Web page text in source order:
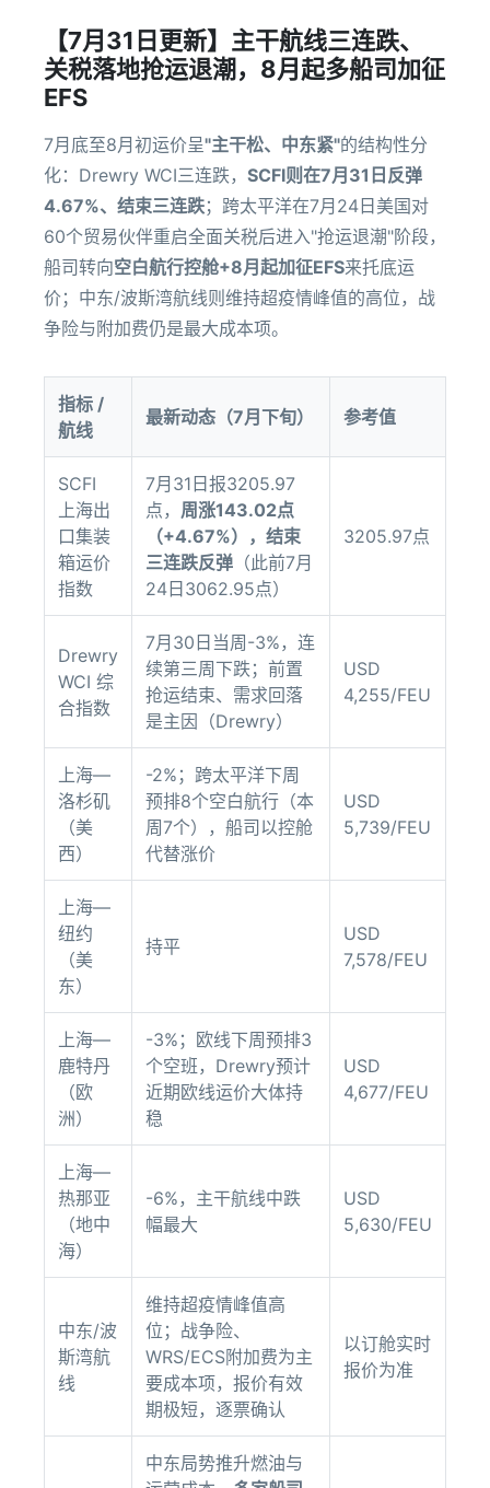
【7月31日更新】主干航线三连跌、
关税落地抢运退潮，8月起多船司加征
EFS
7月底至8月初运价呈"主干松、中东紧"的结构性分
化：Drewry WCI三连跌， SCFI则在7月31日反弹
4.67%、结束三连跌；跨太平洋在7月24日美国对
60个贸易伙伴重启全面关税后进入"抢运退潮"阶段，
船司转向空白航行控舱+8月起加征EFS来托底运
价；中东/波斯湾航线则维持超疫情峰值的高位，战
争险与附加费仍是最大成本项。
指标 /
航线
最新动态（7月下旬） 参考值
SCFI
上海出
口集装
箱运价
指数
7月31日报3205.97
点， 周涨143.02点
（+4.67%），结束
三连跌反弹 （此前7月
24日3062.95点）
3205.97点
Drewry
WCI 综
合指数
7月30日当周-3%，连
续第三周下跌；前置
抢运结束、需求回落
是主因（Drewry）
USD
4,255/FEU
上海—
洛杉矶
（美
西）
-2%；跨太平洋下周
预排8个空白航行（本
周7个），船司以控舱
代替涨价
USD
5,739/FEU
上海—
纽约
（美
东）
持平
USD
7,578/FEU
上海—
鹿特丹
（欧
洲）
-3%；欧线下周预排3
个空班，Drewry预计
近期欧线运价大体持
稳
USD
4,677/FEU
上海—
热那亚
（地中
海）
-6%，主干航线中跌
幅最大
USD
5,630/FEU
中东/波
斯湾航
线
维持超疫情峰值高
位；战争险、
WRS/ECS附加费为主
要成本项，报价有效
期极短，逐票确认
以订舱实时
报价为准
中东局势推升燃油与